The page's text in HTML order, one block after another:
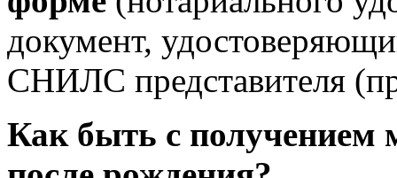
документ,
СНИЛС представителя
Как быть с получением